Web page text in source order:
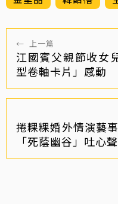
← 上一篇
江國賓父親節收
型卷軸卡片」感動
捲粿粿婚外情演藝
「死蔭幽谷」吐心聲